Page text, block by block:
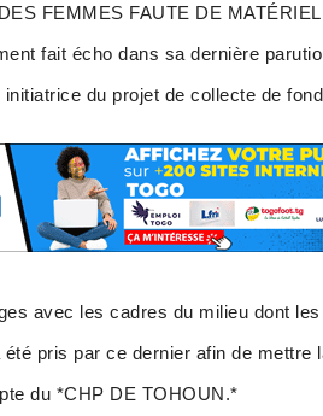
FEMMES FAUTE DE
fait écho dans sa dernière
du projet de collecte de
avec les cadres du milieu dont
pris par ce dernier afin de mettre
du *CHP DE TOHOUN.*